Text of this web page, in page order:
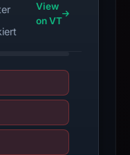
View
on VT